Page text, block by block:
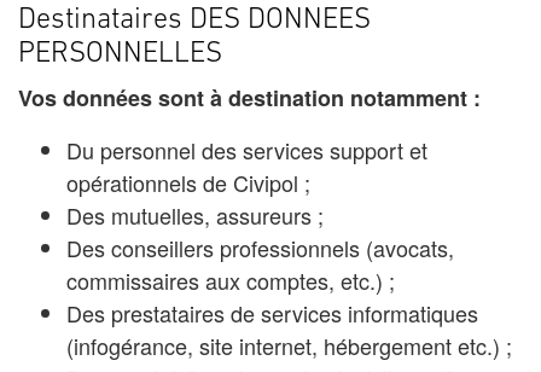
Destinataires DES DONNEES
PERSONNELLES
Vos données sont à destination notamment :
Du personnel des services support et
opérationnels de Civipol ;
Des mutuelles, assureurs ;
Des conseillers professionnels (avocats,
commissaires aux comptes, etc.) ;
Des prestataires de services informatiques
(infogérance, site internet, hébergement etc.) ;